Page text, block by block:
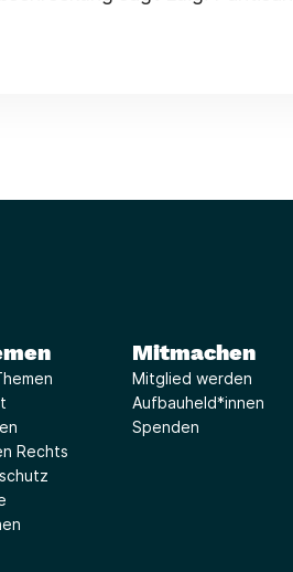
Rechts
Mitmachen
Mitglied werden
Aufbauheld*innen
Spenden